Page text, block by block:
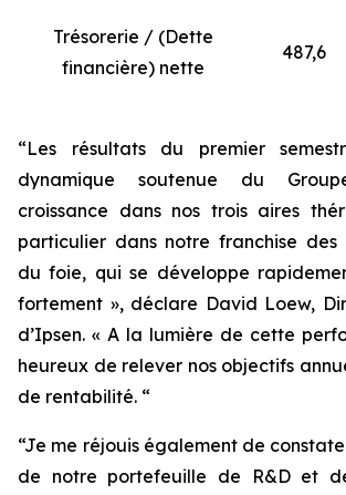
Trésorerie / (Dette
financière) nette
487,6
“Les résultats du premier
dynamique soutenue du
croissance dans nos trois aires
particulier dans notre franchise des
du foie, qui se développe
fortement », déclare David Loew,
d’Ipsen. « A la lumière de cette
heureux de relever nos objectifs
de rentabilité. “
“Je me réjouis également de
de notre portefeuille de R&D et